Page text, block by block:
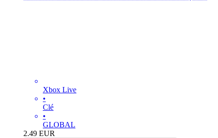
Xbox Live
•
Clé
•
GLOBAL
2.49 EUR